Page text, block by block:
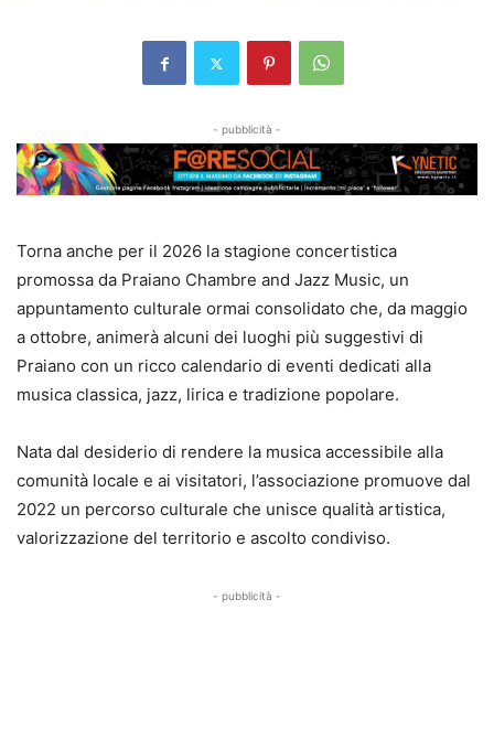
- pubblicità -
Torna anche per il 2026 la stagione concertistica
promossa da Praiano Chambre and Jazz Music, un
appuntamento culturale ormai consolidato che, da maggio
a ottobre, animerà alcuni dei luoghi più suggestivi di
Praiano con un ricco calendario di eventi dedicati alla
musica classica, jazz, lirica e tradizione popolare.
Nata dal desiderio di rendere la musica accessibile alla
comunità locale e ai visitatori, l’associazione promuove dal
2022 un percorso culturale che unisce qualità artistica,
valorizzazione del territorio e ascolto condiviso.
- pubblicità -